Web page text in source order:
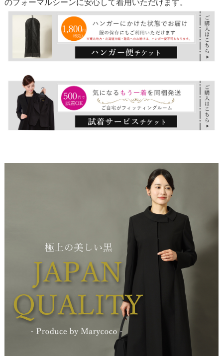
のフォーマルシーンに安心して着用いただけます。